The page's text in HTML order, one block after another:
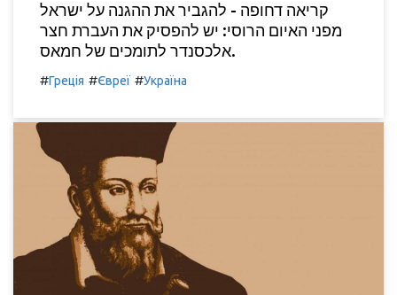
קריאה דחופה - להגביר את ההגנה על ישראל
מפני האיום הרוסי: יש להפסיק את העברת חצר
אלכסנדר לתומכים של חמאס.
#Греція #Євреї #Україна